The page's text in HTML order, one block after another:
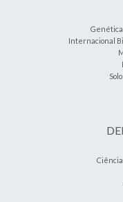
Internacional